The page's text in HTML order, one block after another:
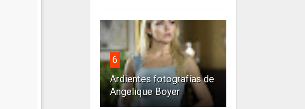
6
Ardientes fotografías de
Angelique Boyer